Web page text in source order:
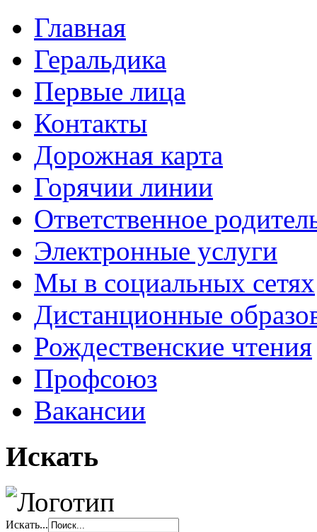
Главная
Геральдика
Первые лица
Контакты
Дорожная карта
Горячии линии
Ответственное
Электронные услуги
Мы в социальных сетях
Дистанционные
Рождественские чтения
Профсоюз
Вакансии
Искать
Искать...